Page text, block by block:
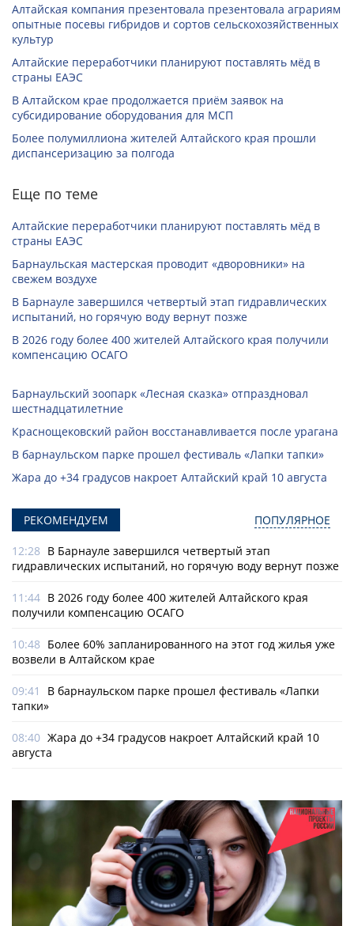
Алтайская компания презентовала презентовала аграриям
опытные посевы гибридов и сортов сельскохозяйственных
культур
Алтайские переработчики планируют поставлять мёд в
страны ЕАЭС
В Алтайском крае продолжается приём заявок на
субсидирование оборудования для МСП
Более полумиллиона жителей Алтайского края прошли
диспансеризацию за полгода
Еще по теме
Алтайские переработчики планируют поставлять мёд в
страны ЕАЭС
Барнаульская мастерская проводит «дворовники» на
свежем воздухе
В Барнауле завершился четвертый этап гидравлических
испытаний, но горячую воду вернут позже
В 2026 году более 400 жителей Алтайского края получили
компенсацию ОСАГО
Барнаульский зоопарк «Лесная сказка» отпраздновал
шестнадцатилетние
Краснощековский район восстанавливается после урагана
В барнаульском парке прошел фестиваль «Лапки тапки»
Жара до +34 градусов накроет Алтайский край 10 августа
РЕКОМЕНДУЕМ ПОПУЛЯРНОЕ
12:28 В Барнауле завершился четвертый этап
гидравлических испытаний, но горячую воду вернут позже
11:44 В 2026 году более 400 жителей Алтайского края
получили компенсацию ОСАГО
10:48 Более 60% запланированного на этот год жилья уже
возвели в Алтайском крае
09:41
В барнаульском парке прошел фестиваль «Лапки
тапки»
08:40 Жара до +34 градусов накроет Алтайский край 10
августа